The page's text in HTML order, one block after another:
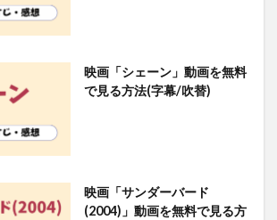
映画「シェーン」動画を無料
で見る方法(字幕/吹替)
映画「サンダーバード
(2004)」動画を無料で見る方